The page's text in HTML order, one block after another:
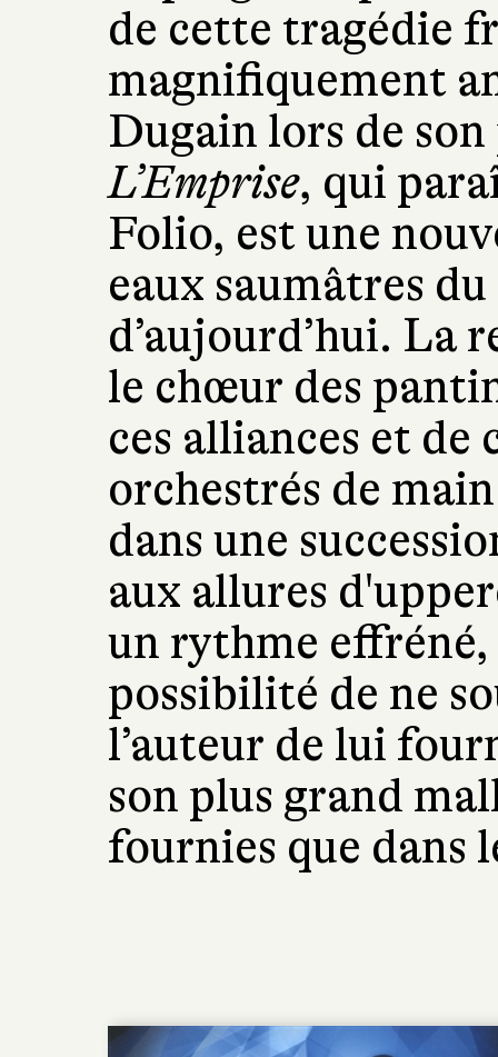
de cette tragédie
magnifiquement
Dugain lors de
L’Emprise, qui
Folio, est une
eaux saumâtres
d’aujourd’hui. La
le chœur des
ces alliances et de
orchestrés de
dans une
aux allures
un rythme
possibilité de ne
l’auteur de lui
son plus grand
fournies que dans